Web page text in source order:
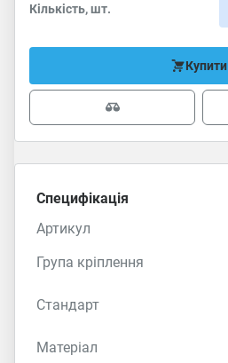
Кількість, шт.
Купити
Специфікація
Артикул
Група кріплення
Стандарт
Матеріал